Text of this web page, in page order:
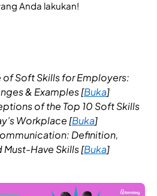
Anda lakukan!
of Soft Skills for Employers:
& Examples [Buka]
of the Top 10 Soft Skills
Workplace [Buka]
Definition,
Have Skills [Buka]